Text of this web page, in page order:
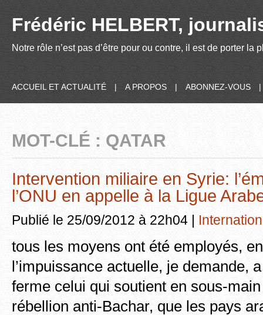
Frédéric HELBERT,
Notre rôle n’est pas d’être pour ou contre, il est de porter
ACCUEIL ET ACTUALITÉ | A PROPOS | ABONNEZ-VOUS |
MOT-CLÉ : QATAR
Intervention miliaire en Syrie:
l’ONU en appelle à la Ligue
Publié le 25/09/2012 à 22h04 |
tous les moyens ont été employés,
l’impuissance actuelle, je demande,
ferme celui qui soutient en sous-
rébellion anti-Bachar, que les pays